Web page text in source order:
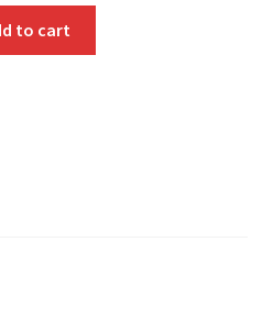
to cart